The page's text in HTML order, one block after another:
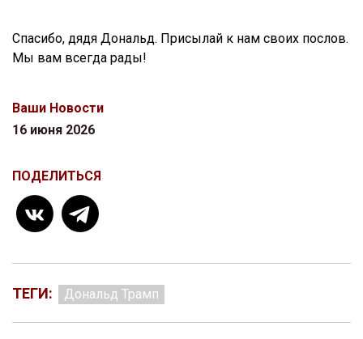
Спасибо, дядя Дональд. Присылай к нам своих послов.
Мы вам всегда рады!
Ваши Новости
16 июня 2026
ПОДЕЛИТЬСЯ
ТЕГИ: Дональд Трамп